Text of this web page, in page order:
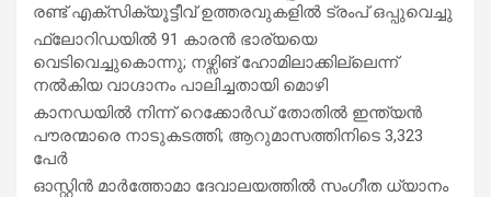
രണ്ട് എക്സിക്യൂട്ടീവ് ഉത്തരവുകളിൽ ട്രംപ് ഒപ്പുവെച്ചു
ഫ്ലോറിഡയിൽ 91 കാരൻ ഭാര്യയെ
വെടിവെച്ചുകൊന്നു; നഴ്സിങ് ഹോമിലാക്കില്ലെന്ന്
നൽകിയ വാഗ്ദാനം പാലിച്ചതായി മൊഴി
കാനഡയിൽ നിന്ന് റെക്കോർഡ് തോതിൽ ഇന്ത്യൻ
പൗരന്മാരെ നാടുകടത്തി; ആറുമാസത്തിനിടെ 3,323
പേർ
ഓസ്റ്റിൻ മാർത്തോമാ ദേവാലയത്തിൽ സംഗീത ധ്യാനം